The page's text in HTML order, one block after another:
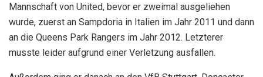
Mannschaft von United, bevor er zweimal ausgeliehen
wurde, zuerst an Sampdoria in Italien im Jahr 2011 und dann
an die Queens Park Rangers im Jahr 2012. Letzterer
musste leider aufgrund einer Verletzung ausfallen.